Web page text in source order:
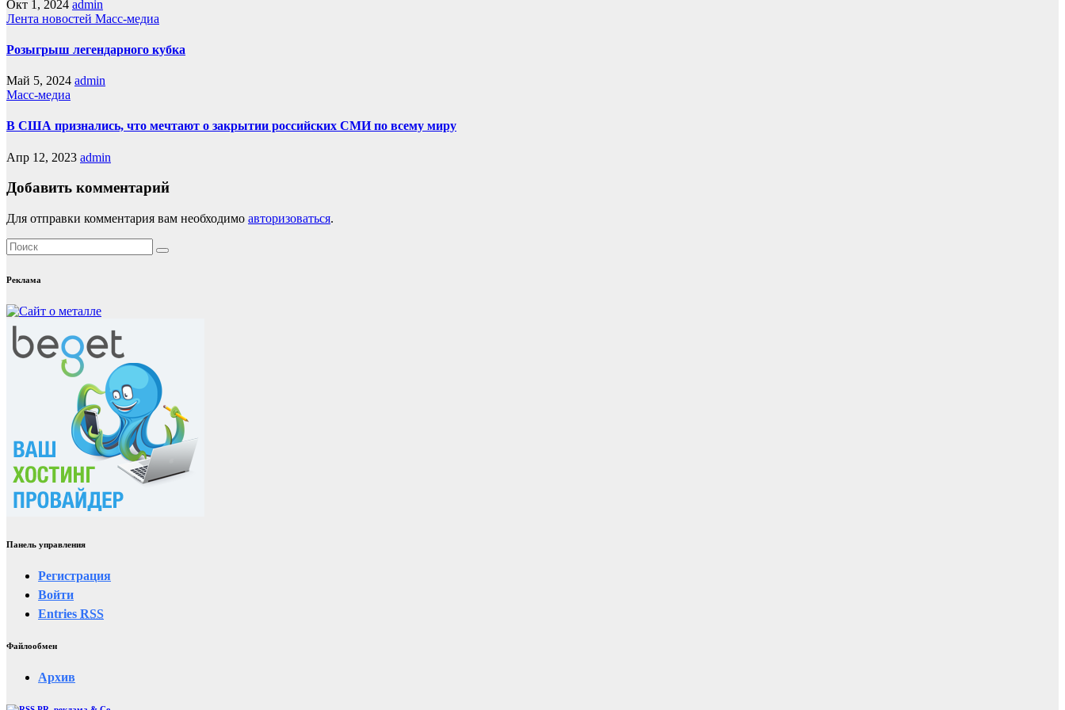
Окт 1, 2024 admin
Лента новостей Масс-медиа
Розыгрыш легендарного кубка
Май 5, 2024 admin
Масс-медиа
В США признались, что мечтают о закрытии российских СМИ по всему миру
Апр 12, 2023 admin
Добавить комментарий
Для отправки комментария вам необходимо авторизоваться.
Реклама
Панель управления
Регистрация
Войти
Entries RSS
Файлообмен
Архив